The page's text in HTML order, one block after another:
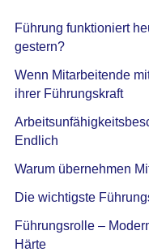
Führung funktioniert
gestern?
Wenn Mitarbeitende
ihrer Führungskraft
Endlich
Warum übernehmen
Die wichtigste
Führungsrolle –
Härte